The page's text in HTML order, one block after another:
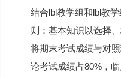
结合lbl教学组和lbl教
则：基本知识以选择
将期末考试成绩与对
论考试成绩占80%，